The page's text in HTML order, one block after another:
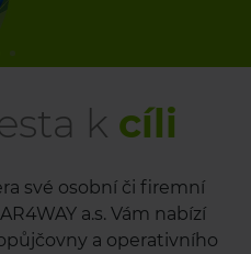
k cíli
své osobní či firemní
a.s. Vám nabízí
a operativního